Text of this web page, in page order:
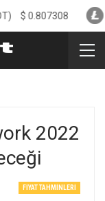
2022
FIYAT TAHMINLERI